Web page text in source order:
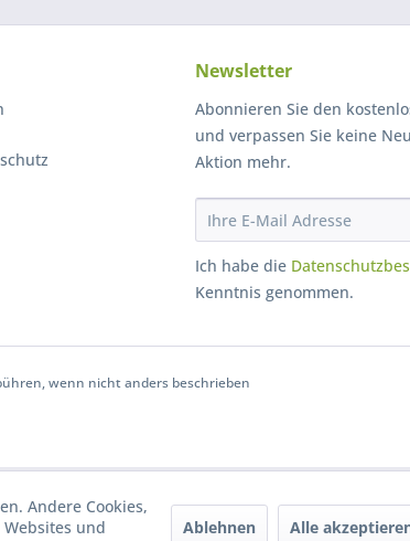
Newsletter
Abonnieren Sie den
und verpassen Sie keine
Aktion mehr.
Ich habe die
Kenntnis genommen.
wenn nicht anders beschrieben
Andere Cookies,
und
Ablehnen Alle